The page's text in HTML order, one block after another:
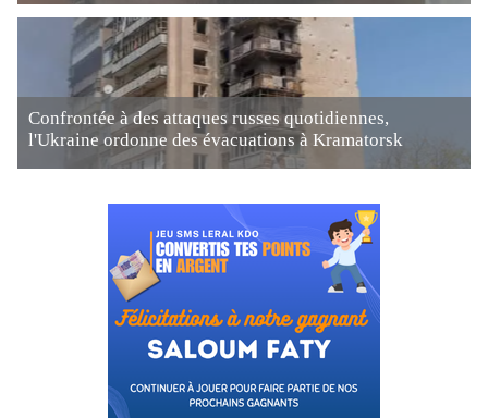
Confrontée à des attaques russes quotidiennes,
l'Ukraine ordonne des évacuations à Kramatorsk